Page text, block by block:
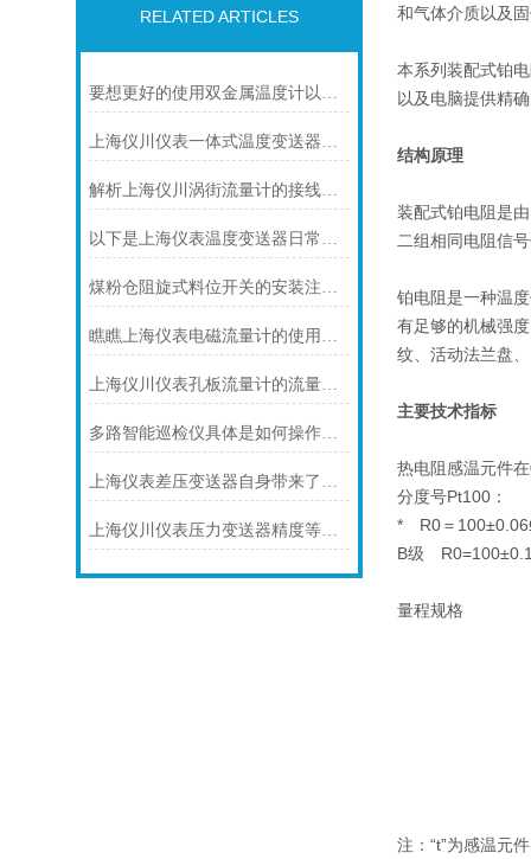
RELATED ARTICLES
要想更好的使用双金属温度计以下几点不可少
上海仪川仪表一体式温度变送器的特点
解析上海仪川涡街流量计的接线情况
以下是上海仪表温度变送器日常保养的建议
煤粉仓阻旋式料位开关的安装注意事项
瞧瞧上海仪表电磁流量计的使用注意事项
上海仪川仪表孔板流量计的流量计算公式
多路智能巡检仪具体是如何操作的呢？
上海仪表差压变送器自身带来了怎样的功能
上海仪川仪表压力变送器精度等级的划分方法
和气体介质以及
本系列装配式铂
以及电脑提供精
结构原理
装配式铂电阻是
二组相同电阻信
铂电阻是一种温
有足够的机械强
纹、活动法兰盘
主要技术指标
热电阻感温元件
分度号Pt100：
* R0＝
B级
量程规格
注：“t”为感温元